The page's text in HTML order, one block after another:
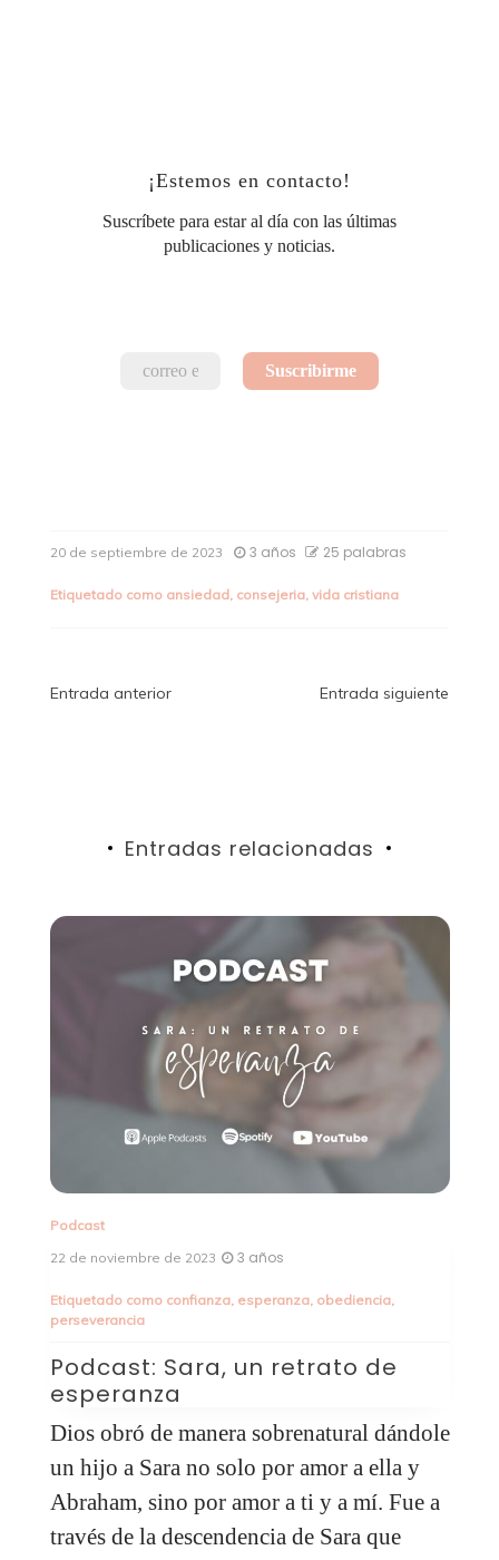
¡Estemos en contacto!
Suscríbete para estar al día con las últimas
publicaciones y noticias.
20 de septiembre de 2023 3 años 25 palabras
Etiquetado como ansiedad, consejeria, vida cristiana
Navegación
Entrada anterior Entrada siguiente
Entradas relacionadas
Podcast
22 de noviembre de 2023
3 años
Etiquetado como confianza, esperanza, obediencia,
perseverancia
Podcast: Sara, un retrato de
esperanza
Dios obró de manera sobrenatural dándole
un hijo a Sara no solo por amor a ella y
Abraham, sino por amor a ti y a mí. Fue a
través de la descendencia de Sara que